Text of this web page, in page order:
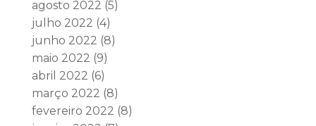
agosto 2022 (5)
julho 2022 (4)
junho 2022 (8)
maio 2022 (9)
abril 2022 (6)
março 2022 (8)
fevereiro 2022 (8)